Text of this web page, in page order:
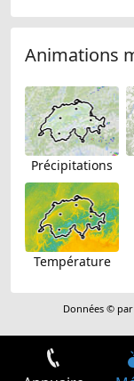
Animations
Précipitations
Température
Données © par